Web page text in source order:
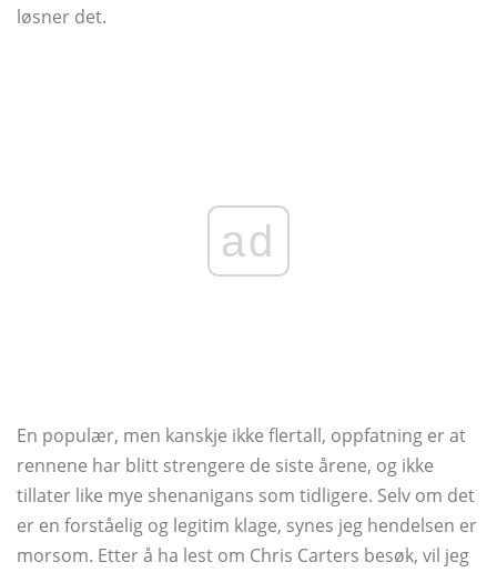
løsner det.
ad
En populær, men kanskje ikke flertall, oppfatning er at
rennene har blitt strengere de siste årene, og ikke
tillater like mye shenanigans som tidligere. Selv om det
er en forståelig og legitim klage, synes jeg hendelsen er
morsom. Etter å ha lest om Chris Carters besøk, vil jeg